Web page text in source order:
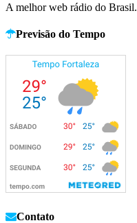
A melhor web rádio do Brasil.
Previsão do Tempo
Contato